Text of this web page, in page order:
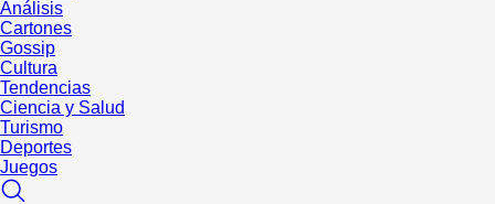
Análisis
Cartones
Gossip
Cultura
Tendencias
Ciencia y Salud
Turismo
Deportes
Juegos